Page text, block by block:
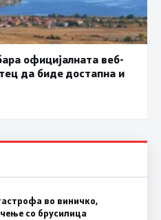
официјалната веб-
да биде достапна и
во виничко,
со брусилица